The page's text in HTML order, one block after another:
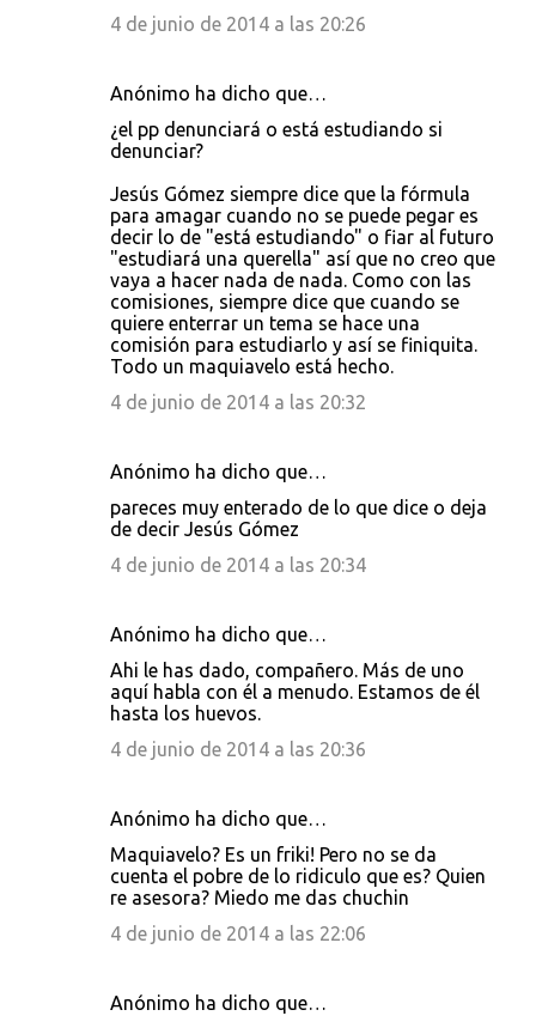
4 de junio de 2014 a las 20:26
Anónimo ha dicho que…
¿el pp denunciará o está estudiando si
denunciar?
Jesús Gómez siempre dice que la fórmula
para amagar cuando no se puede pegar es
decir lo de "está estudiando" o fiar al futuro
"estudiará una querella" así que no creo que
vaya a hacer nada de nada. Como con las
comisiones, siempre dice que cuando se
quiere enterrar un tema se hace una
comisión para estudiarlo y así se finiquita.
Todo un maquiavelo está hecho.
4 de junio de 2014 a las 20:32
Anónimo ha dicho que…
pareces muy enterado de lo que dice o deja
de decir Jesús Gómez
4 de junio de 2014 a las 20:34
Anónimo ha dicho que…
Ahi le has dado, compañero. Más de uno
aquí habla con él a menudo. Estamos de él
hasta los huevos.
4 de junio de 2014 a las 20:36
Anónimo ha dicho que…
Maquiavelo? Es un friki! Pero no se da
cuenta el pobre de lo ridiculo que es? Quien
re asesora? Miedo me das chuchin
4 de junio de 2014 a las 22:06
Anónimo ha dicho que…